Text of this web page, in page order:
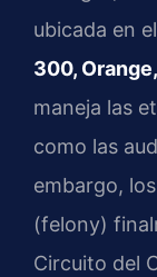
ubicada en el
300,
maneja las
como las
embargo,
(felony)
Circuito del